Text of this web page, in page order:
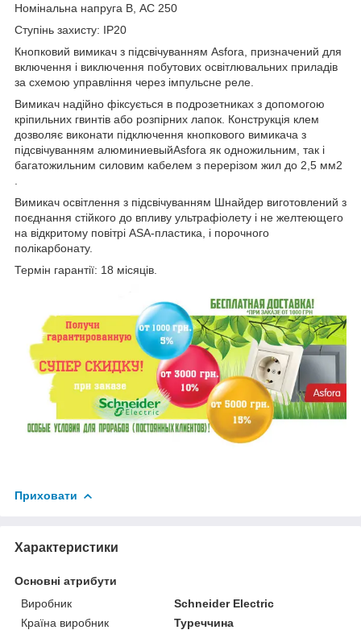
Номінальна напруга В, АС 250
Ступінь захисту: IP20
Кнопковий вимикач з підсвічуванням Asfora, призначений для
включення і виключення побутових освітлювальних приладів
за схемою управління через імпульсне реле.
Вимикач надійно фіксується в подрозетниках з допомогою
кріпильних гвинтів або розпірних лапок. Конструкція клем
дозволяє виконати підключення кнопкового вимикача з
підсвічуванням алюминиевыйAsfora як одножильним, так і
багатожильним силовим кабелем з перерізом жил до 2,5 мм2
Вимикач освітлення з підсвічуванням Шнайдер виготовлений з
поєднання стійкого до впливу ультрафіолету і не желтеющего
на відкритому повітрі ASA-пластика, і порочного
полікарбонату.
Термін гарантії: 18 місяців.
Приховати
Характеристики
Основні атрибути
Виробник
Schneider Electric
Країна виробник
Туреччина